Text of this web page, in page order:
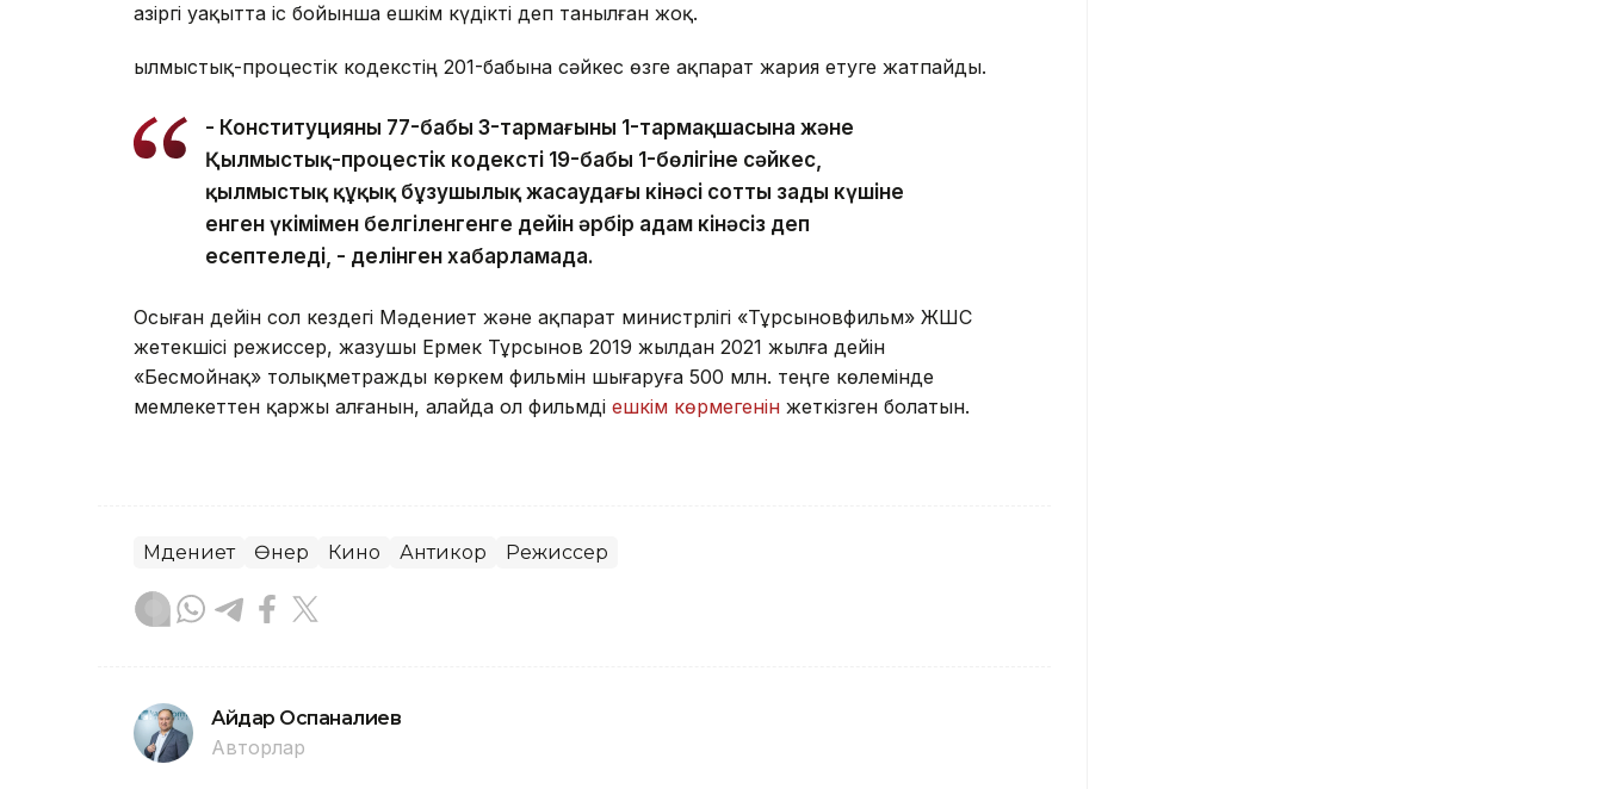
Қазіргі уақытта іс бойынша ешкім күдікті деп танылған жоқ.
Қылмыстық-процестік кодекстің 201-бабына сәйкес өзге ақпарат жария етуге жатпайды.
- Конституцияның 77-бабы 3-тармағының 1-тармақшасына және
Қылмыстық-процестік кодекстің 19-бабы 1-бөлігіне сәйкес,
қылмыстық құқық бұзушылық жасаудағы кінәсі соттың заңды күшіне
енген үкімімен белгіленгенге дейін әрбір адам кінәсіз деп
есептеледі, - делінген хабарламада.
Осыған дейін сол кездегі Мәдениет және ақпарат министрлігі «Тұрсыновфильм» ЖШС
жетекшісі режиссер, жазушы Ермек Тұрсынов 2019 жылдан 2021 жылға дейін
«Бесмойнақ» толықметражды көркем фильмін шығаруға 500 млн. теңге көлемінде
мемлекеттен қаржы алғанын, алайда ол фильмді ешкім көрмегенін жеткізген болатын.
Мәдениет Өнер Кино Антикор Режиссер
Айдар Оспаналиев
Авторлар